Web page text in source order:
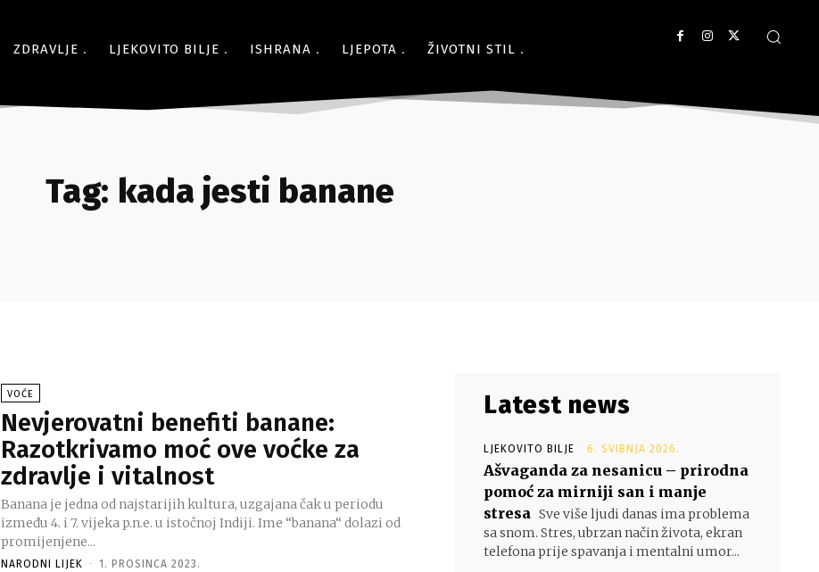
ZDRAVLJE LJEKOVITO BILJE ISHRANA LJEPOTA ŽIVOTNI STIL
Tag: kada jesti banane
VOĆE
Nevjerovatni benefiti banane:
Razotkrivamo moć ove voćke za
zdravlje i vitalnost
Banana je jedna od najstarijih kultura, uzgajana čak u periodu
između 4. i 7. vijeka p.n.e. u istočnoj Indiji. Ime “banana“ dolazi od
promijenjene...
NARODNI LIJEK - 1. PROSINCA 2023.
Latest news
LJEKOVITO BILJE 6. SVIBNJA 2026.
Ašvaganda za nesanicu – prirodna
pomoć za mirniji san i manje
stresa Sve više ljudi danas ima problema
sa snom. Stres, ubrzan način života, ekran
telefona prije spavanja i mentalni umor...